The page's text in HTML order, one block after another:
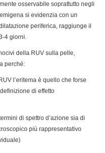
osservabile soprattutto negli
si evidenzia con un
periferica, raggiunge il
4 giorni.
della RUV sulla pelle,
perché:
l’eritema è quello che forse
di effetto
di spettro d’azione sia di
più rappresentativo